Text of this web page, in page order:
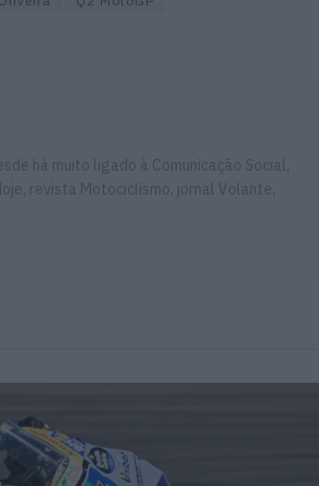
há muito ligado à Comunicação Social,
revista Motociclismo, jornal Volante,